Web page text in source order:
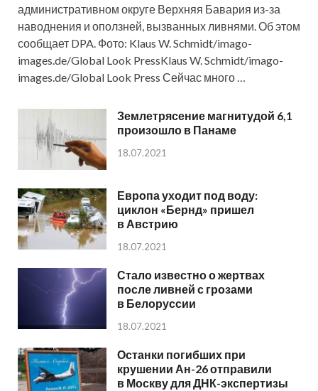
административном округе Верхняя Бавария из-за
наводнения и оползней, вызванных ливнями. Об этом
сообщает DPA. Фото: Klaus W. Schmidt/imago-
images.de/Global Look PressKlaus W. Schmidt/imago-
images.de/Global Look Press Сейчас много …
Землетрясение магнитудой 6,1
произошло в Панаме
18.07.2021
Европа уходит под воду:
циклон «Бернд» пришел
в Австрию
18.07.2021
Стало известно о жертвах
после ливней с грозами
в Белоруссии
18.07.2021
Останки погибших при
крушении Ан-26 отправили
в Москву для ДНК-экспертизы